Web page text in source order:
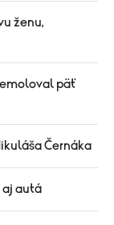
ženu,
päť
Černáka
aj autá